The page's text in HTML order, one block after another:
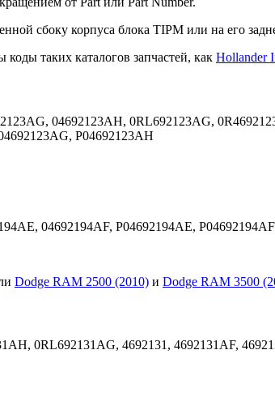
сбоку корпуса блока TIPM или на его
таких каталогов запчастей, как Hollander
04692123AH, 0RL692123AG,
P04692123AH
04692194AF, P04692194AE, P04692194AF
Dodge RAM 2500 (2010) и Dodge RAM 3500
0RL692131AG, 4692131, 4692131AF,